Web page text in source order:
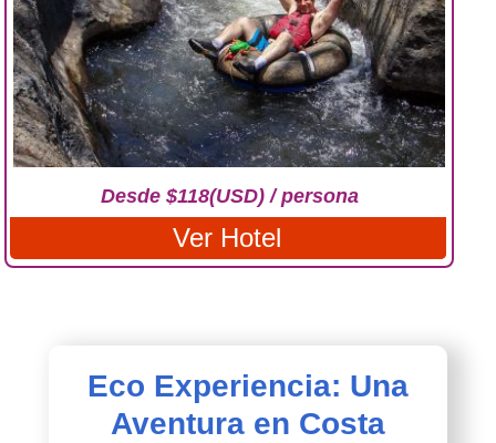
Desde $118(USD) / persona
Ver Hotel
Eco Experiencia: Una
Aventura en Costa